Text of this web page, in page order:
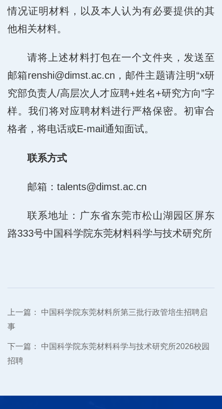
情况证明材料，以及本人认为有必要提供的其
他相关材料。
请将上述材料打包在一个文件夹，发送至
邮箱renshi@dimst.ac.cn，邮件主题请注明“x研
究部负责人/高层次人才应聘+姓名+研究方向”字
样。我们将对应聘材料进行严格保密。初审合
格者，将电话或E-mail通知面试。
联系方式
邮箱：talents@dimst.ac.cn
联系地址：广东省东莞市松山湖园区屏东
路333号中国科学院东莞材料科学与技术研究所
上一篇：
中国科学院东莞材料所第三批行政管培生招聘启
事
下一篇：
中国科学院东莞材料科学与技术研究所2026校园
招聘